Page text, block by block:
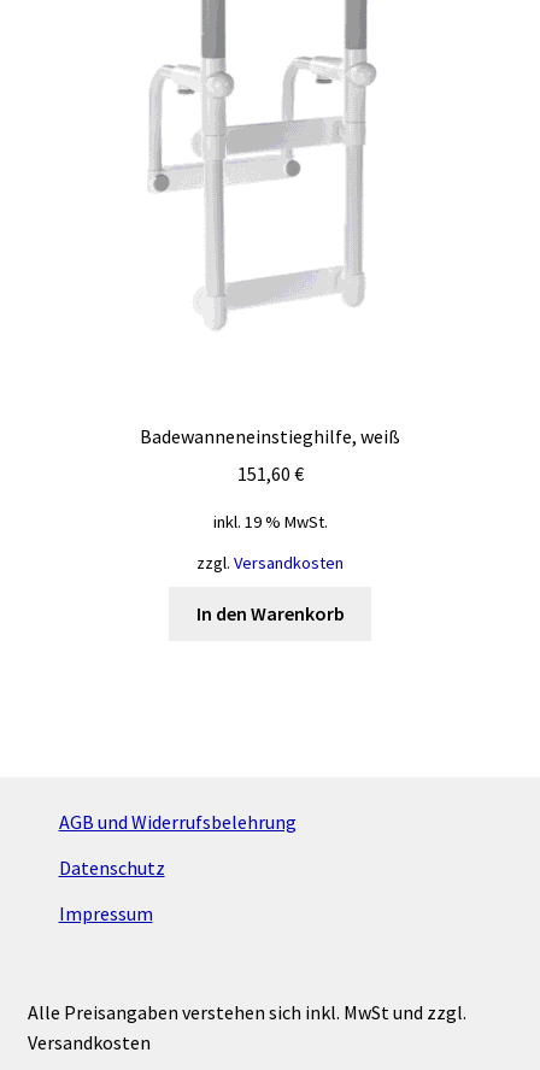
Badewanneneinstieghilfe, weiß
151,60 €
inkl. 19 % MwSt.
zzgl. Versandkosten
In den Warenkorb
AGB und Widerrufsbelehrung
Datenschutz
Impressum
Alle Preisangaben verstehen sich inkl. MwSt und zzgl.
Versandkosten